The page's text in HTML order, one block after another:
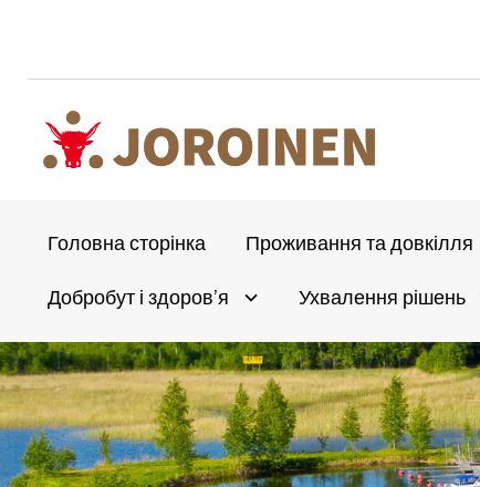
вмісту
Головна сторінка Проживання та довкілля
Добробут і здоров’я Avaa alivalikko
Ухвалення рішень
täällä: